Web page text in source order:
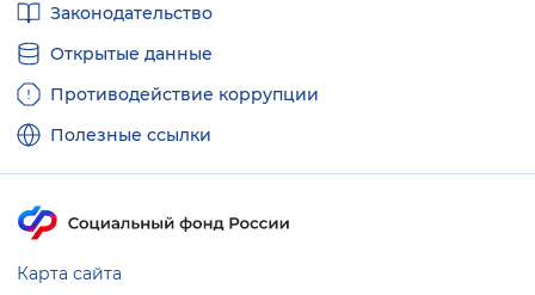
ссылкиЗаконодательство
Открытые данные
Противодействие коррупции
Полезные ссылки
Карта сайта